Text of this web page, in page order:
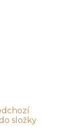
složky